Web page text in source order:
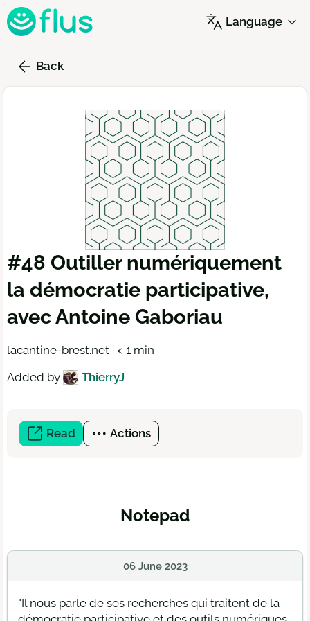
Skip
to
content
Language
Back
#48 Outiller numériquement
la démocratie participative,
avec Antoine Gaboriau
lacantine-brest.net · < 1 min
Added by
ThierryJ
Read (open
a
Actions
Notepad
06 June 2023
"Il nous parle de ses recherches qui traitent de la